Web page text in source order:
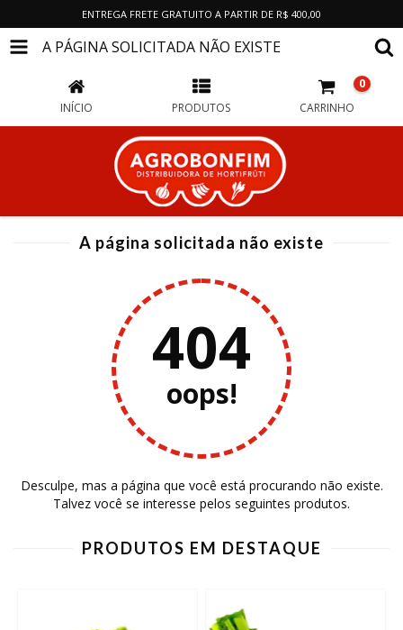
ENTREGA FRETE GRATUITO A PARTIR DE R$ 400,00
A PÁGINA SOLICITADA NÃO EXISTE
INÍCIO PRODUTOS CARRINHO
0
A página solicitada não existe
404
oops!
Desculpe, mas a página que você está procurando não existe.
Talvez você se interesse pelos seguintes produtos.
PRODUTOS EM DESTAQUE